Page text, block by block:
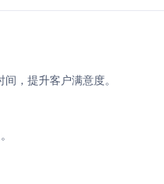
，提升客户满意度。